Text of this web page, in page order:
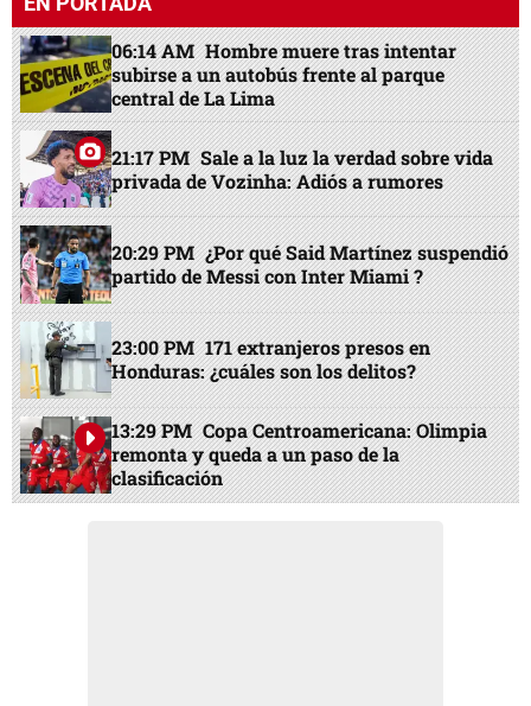
06:14 AM Hombre muere tras intentar
subirse a un autobús frente al parque
central de La Lima
21:17 PM Sale a la luz la verdad sobre vida
privada de Vozinha: Adiós a rumores
20:29 PM ¿Por qué Said Martínez suspendió
partido de Messi con Inter Miami ?
23:00 PM 171 extranjeros presos en
Honduras: ¿cuáles son los delitos?
13:29 PM Copa Centroamericana: Olimpia
remonta y queda a un paso de la
clasificación